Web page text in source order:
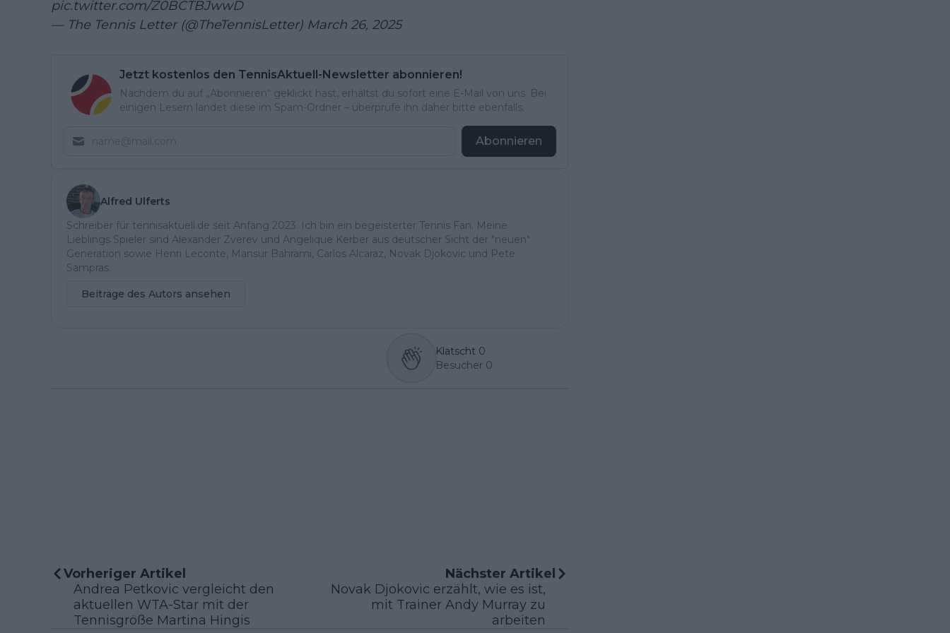
pic.twitter.com/Z0BCTBJwwD
— The Tennis Letter (@TheTennisLetter) March 26, 2025
Jetzt kostenlos den TennisAktuell-Newsletter abonnieren!
Nachdem du auf „Abonnieren“ geklickt hast, erhältst du sofort eine E-Mail von uns. Bei
einigen Lesern landet diese im Spam-Ordner – überprüfe ihn daher bitte ebenfalls.
Abonnieren
Alfred Ulferts
Schreiber für tennisaktuell.de seit Anfang 2023. Ich bin ein begeisterter Tennis Fan. Meine
Lieblings Spieler sind Alexander Zverev und Angelique Kerber aus deutscher Sicht der "neuen"
Generation sowie Henri Leconte, Mansur Bahrami, Carlos Alcaraz, Novak Djokovic und Pete
Sampras.
Beiträge des Autors ansehen
Klatscht 0
Besucher 0
Vorheriger Artikel
Andrea Petkovic vergleicht den
aktuellen WTA-Star mit der
Tennisgröße Martina Hingis
Nächster Artikel
Novak Djokovic erzählt, wie es ist,
mit Trainer Andy Murray zu
arbeiten